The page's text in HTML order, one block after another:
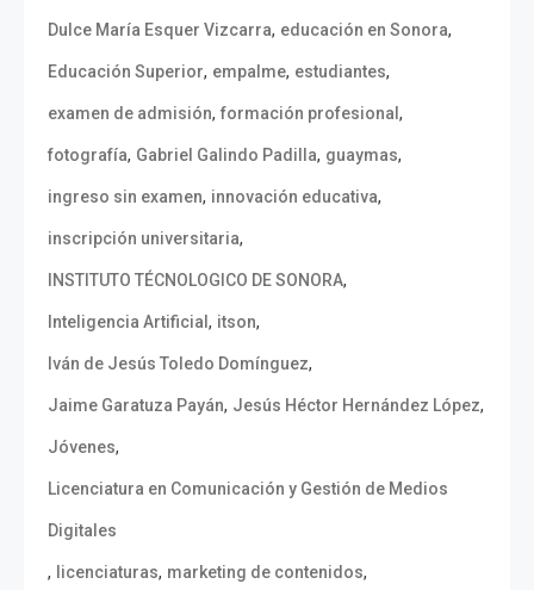
Dulce María Esquer Vizcarra, educación en Sonora,
Educación Superior, empalme, estudiantes,
examen de admisión, formación profesional,
fotografía, Gabriel Galindo Padilla, guaymas,
ingreso sin examen, innovación educativa,
inscripción universitaria,
INSTITUTO TÉCNOLOGICO DE SONORA,
Inteligencia Artificial, itson,
Iván de Jesús Toledo Domínguez,
Jaime Garatuza Payán, Jesús Héctor Hernández López,
Jóvenes,
Licenciatura en Comunicación y Gestión de Medios
Digitales
, licenciaturas, marketing de contenidos,